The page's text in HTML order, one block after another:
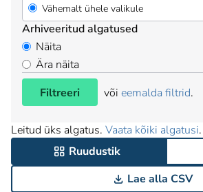
Vähemalt ühele valikule
Arhiveeritud algatused
Näita
Ära näita
Filtreeri
või eemalda filtrid.
Leitud üks algatus. Vaata kõiki algatusi.
Ruudustik
Lae alla CSV